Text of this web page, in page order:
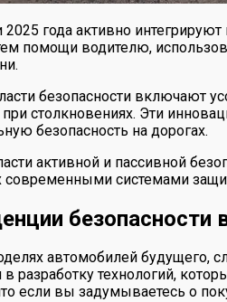
года активно
помощи водителю,
безопасности включают
столкновениях. Эти
безопасность на дорогах.
активной и пассивной
системами
автомобилей будущего,
разработку технологий,
если вы задумываетесь о